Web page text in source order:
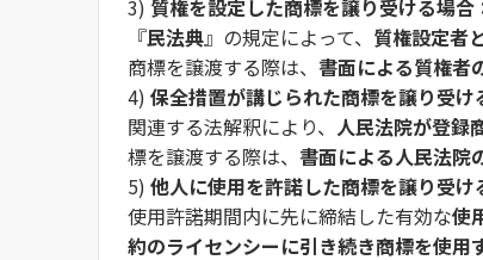
3) 質権を設定した商標を譲り受ける場合
『民法典』の規定によって、 質権設定者
商標を譲渡する際は、 書面による質権者
4) 保全措置が講じられた商標を譲り受け
関連する法解釈により、 人民法院が登録
標を譲渡する際は、 書面による人民法院
5) 他人に使用を許諾した商標を譲り受け
使用許諾期間内に先に締結した有効な使
約のライセンシーに引き続き商標を使用